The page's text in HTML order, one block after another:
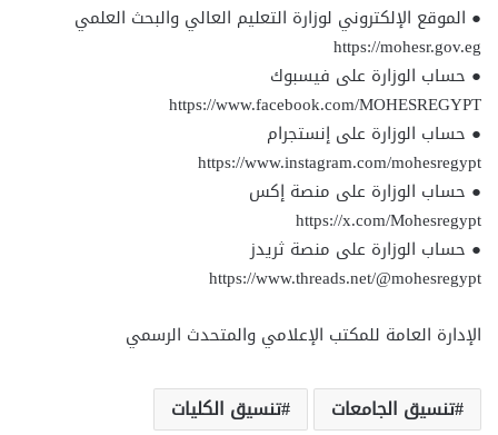
● الموقع الإلكتروني لوزارة التعليم العالي والبحث العلمي
https://mohesr.gov.eg
● حساب الوزارة على فيسبوك
https://www.facebook.com/MOHESREGYPT
● حساب الوزارة على إنستجرام
https://www.instagram.com/mohesregypt
● حساب الوزارة على منصة إكس
https://x.com/Mohesregypt
● حساب الوزارة على منصة ثريدز
https://www.threads.net/@mohesregypt
الإدارة العامة للمكتب الإعلامي والمتحدث الرسمي
تنسيق الجامعات تنسيق الكليات